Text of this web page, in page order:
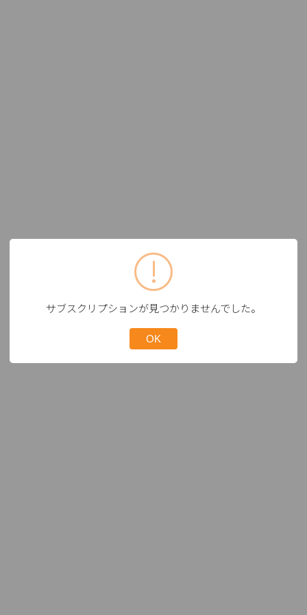
サブスクリプションが見つかりませんでした。
OK